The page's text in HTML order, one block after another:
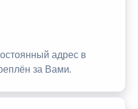
адрес в
за Вами.